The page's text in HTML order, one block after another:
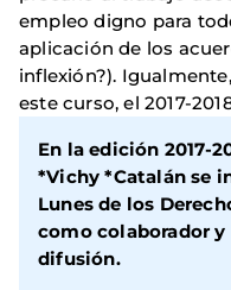
empleo digno para
aplicación de los
inflexión?).
este curso, el 2017-
En la edición 2017-
*Vichy *Catalán se
Lunes de los
como colaborador
difusión.